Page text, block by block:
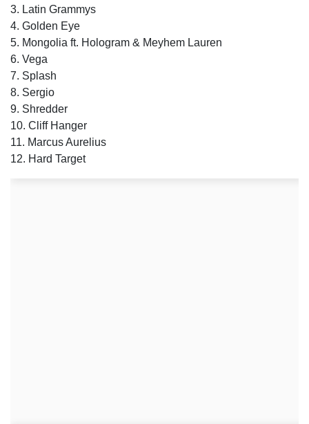
3. Latin Grammys
4. Golden Eye
5. Mongolia ft. Hologram & Meyhem Lauren
6. Vega
7. Splash
8. Sergio
9. Shredder
10. Cliff Hanger
11. Marcus Aurelius
12. Hard Target